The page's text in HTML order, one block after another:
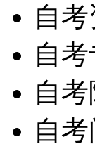
自
自
自
自